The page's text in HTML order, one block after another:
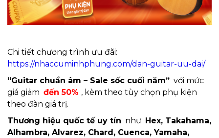
Chi tiết chương trình ưu đãi:
https://nhaccuminhphung.com/dan-guitar-uu-dai/
“Guitar chuẩn âm – Sale sốc cuối năm” với mức
giá giảm đến 50% , kèm theo tùy chọn phụ kiện
theo đàn giá trị.
Thương hiệu quốc tế uy tín như Hex, Takahama,
Alhambra, Alvarez, Chard, Cuenca, Yamaha,